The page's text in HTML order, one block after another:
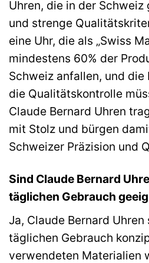
Uhren, die in der
und strenge
eine Uhr, die als „Swiss
mindestens 60% der
Schweiz anfallen, und
die Qualitätskontrolle
Claude Bernard Uhren
mit Stolz und bürgen
Schweizer Präzision und
Sind Claude Bernard
täglichen Gebrauch
Ja, Claude Bernard
täglichen Gebrauch
verwendeten Materialien